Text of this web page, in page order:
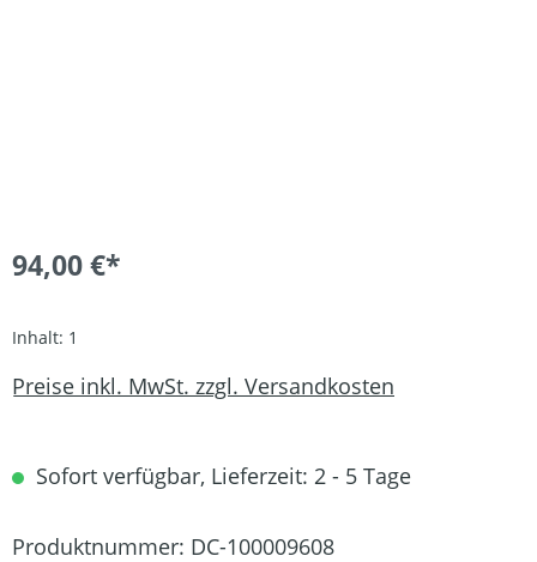
94,00 €*
Inhalt: 1
Preise inkl. MwSt. zzgl. Versandkosten
Sofort verfügbar, Lieferzeit: 2 - 5 Tage
Produktnummer: DC-100009608